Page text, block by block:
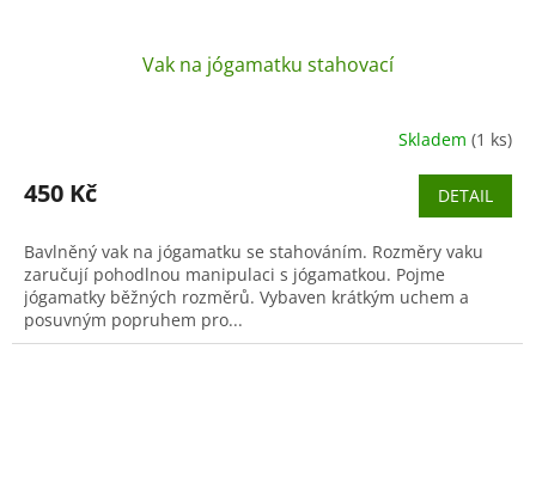
Vak na jógamatku stahovací
Skladem (1 ks)
450 Kč DETAIL
Bavlněný vak na jógamatku se stahováním. Rozměry vaku
zaručují pohodlnou manipulaci s jógamatkou. Pojme
jógamatky běžných rozměrů. Vybaven krátkým uchem a
posuvným popruhem pro...